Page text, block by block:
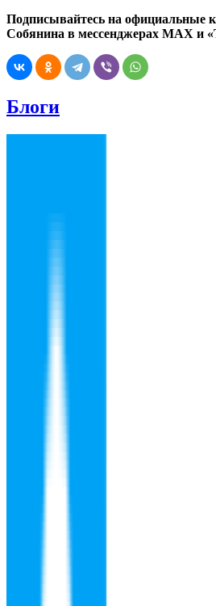
Подписывайтесь на официальные
Собянина в мессенджерах MAX и
Блоги